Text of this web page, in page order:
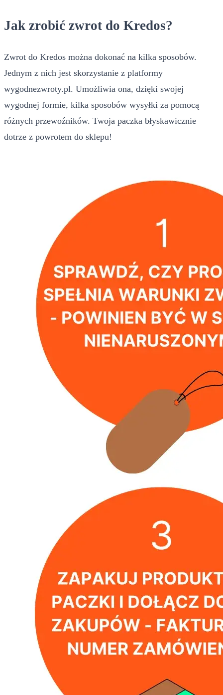
Jak zrobić zwrot do Kredos?
Zwrot do Kredos można dokonać na kilka sposobów.
Jednym z nich jest skorzystanie z platformy
wygodnezwroty.pl. Umożliwia ona, dzięki swojej
wygodnej formie, kilka sposobów wysyłki za pomocą
różnych przewoźników. Twoja paczka błyskawicznie
dotrze z powrotem do sklepu!